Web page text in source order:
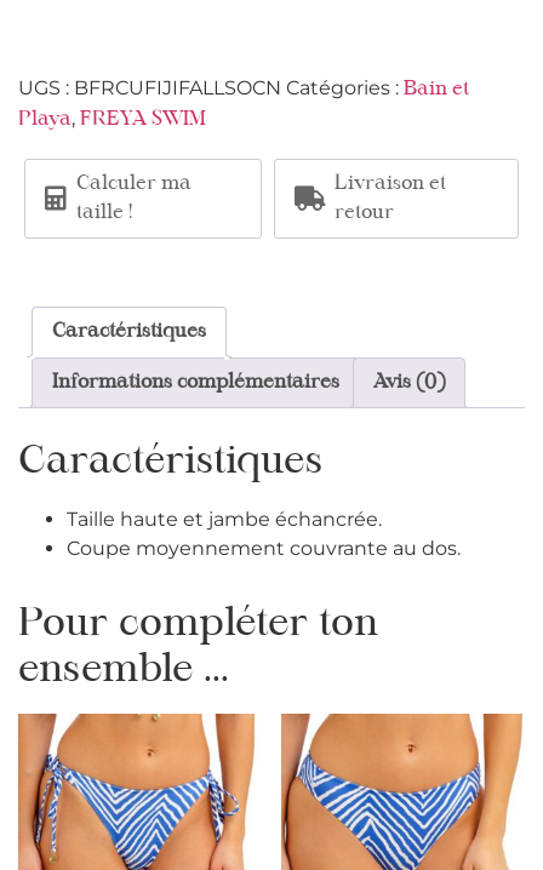
UGS : BFRCUFIJIFALLSOCN Catégories : Bain et
Playa, FREYA SWIM
Calculer ma
taille !
Livraison et
retour
Caractéristiques
Informations complémentaires Avis (0)
Caractéristiques
Taille haute et jambe échancrée.
Coupe moyennement couvrante au dos.
Pour compléter ton
ensemble ...